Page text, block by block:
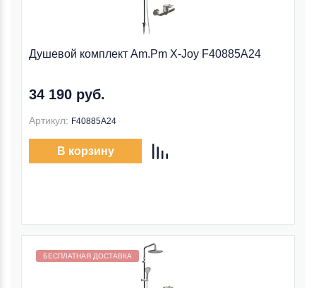
Душевой комплект Am.Pm X-Joy F40885A24
34 190 руб.
Артикул: F40885A24
В корзину
БЕСПЛАТНАЯ ДОСТАВКА